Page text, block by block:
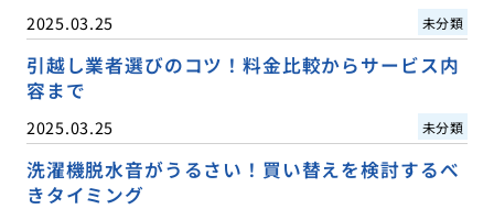
2025.03.25 未分類
引越し業者選びのコツ！料金比較からサービス内
容まで
2025.03.25 未分類
洗濯機脱水音がうるさい！買い替えを検討するべ
きタイミング